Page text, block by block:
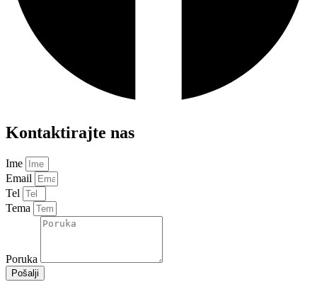
Kontaktirajte nas
Ime
Email
Tel
Tema
Poruka
Pošalji